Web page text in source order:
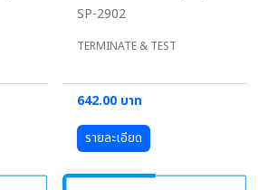
SP-2902
TERMINATE & TEST
642.00 บาท
รายละเอียด